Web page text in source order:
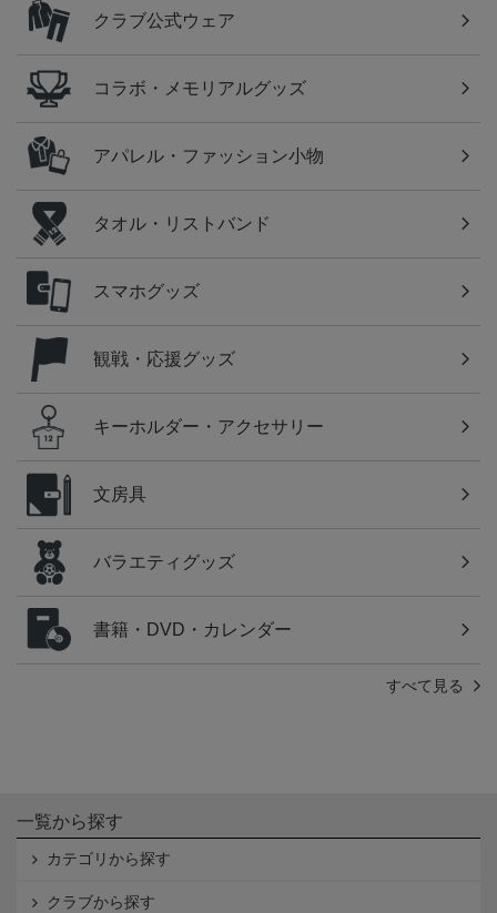
クラブ公式ウェア
コラボ・メモリアルグッズ
アパレル・ファッション小物
タオル・リストバンド
スマホグッズ
観戦・応援グッズ
キーホルダー・アクセサリー
文房具
バラエティグッズ
書籍・DVD・カレンダー
すべて見る
一覧から探す
カテゴリから探す
クラブから探す